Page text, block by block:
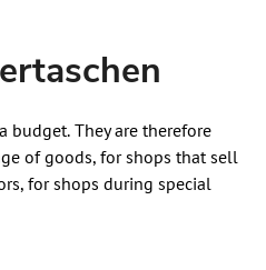
budget. They are therefore
of goods, for shops that sell
for shops during special